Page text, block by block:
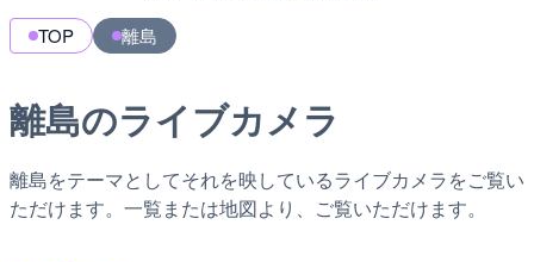
TOP 離島
離島のライブカメラ
離島をテーマとしてそれを映しているライブカメラをご覧い
ただけます。一覧または地図より、ご覧いただけます。